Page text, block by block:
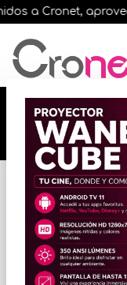
a Cronet,
🔥🔥🔥 12
comprando
Inicio